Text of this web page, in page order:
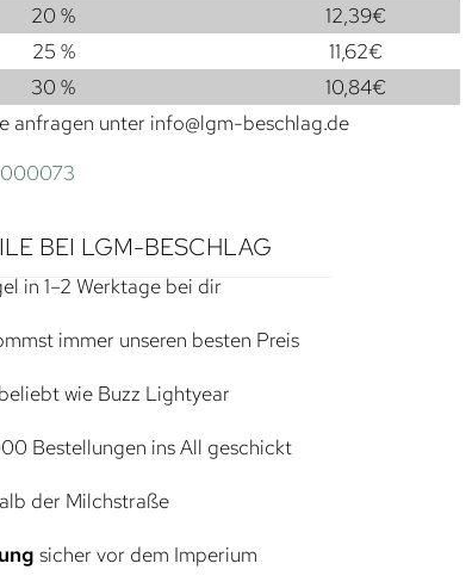
20 % 12,39€
25 % 11,62€
30 % 10,84€
anfragen unter info@lgm-beschlag.de
BEI LGM-BESCHLAG
in 1–2 Werktage bei dir
immer unseren besten Preis
wie Buzz Lightyear
Bestellungen ins All geschickt
der Milchstraße
sicher vor dem Imperium